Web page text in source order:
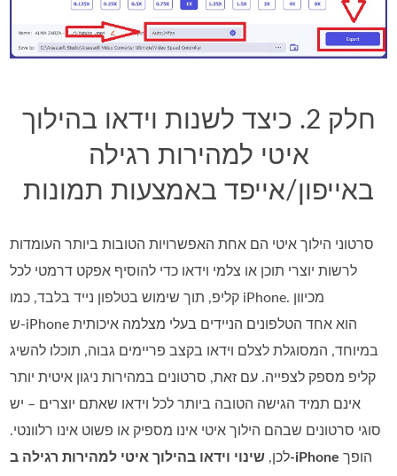
חלק 2. כיצד לשנות וידאו בהילוך
איטי למהירות רגילה
באייפון/אייפד באמצעות תמונות
סרטוני הילוך איטי הם אחת האפשרויות הטובות ביותר העומדות
לרשות יוצרי תוכן או צלמי וידאו כדי להוסיף אפקט דרמטי לכל
קליפ, תוך שימוש בטלפון נייד בלבד, כמו iPhone. מכיוון
ש‑iPhone הוא אחד הטלפונים הניידים בעלי מצלמה איכותית
במיוחד, המסוגלת לצלם וידאו בקצב פריימים גבוה, תוכלו להשיג
קליפ מספק לצפייה. עם זאת, סרטונים במהירות ניגון איטית יותר
אינם תמיד הגישה הטובה ביותר לכל וידאו שאתם יוצרים – יש
סוגי סרטונים שבהם הילוך איטי אינו מספיק או פשוט אינו רלוונטי.
לכן,שינוי וידאו בהילוך איטי למהירות רגילה ב‑iPhone הופך